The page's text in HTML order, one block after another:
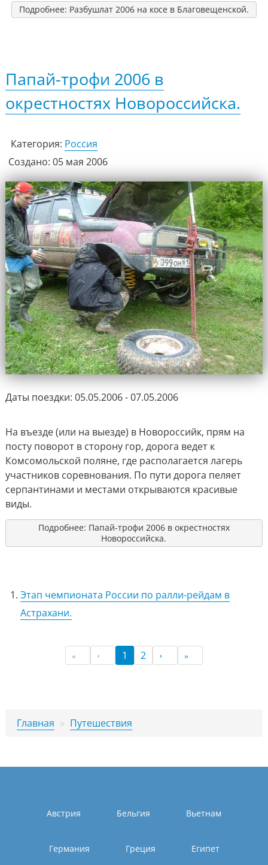
Подробнее: Разбушлат 2006 на косе в Благовещенской.
Папай-трофи 2006 в
окрестностях Новороссийска.
Категория: Россия
Создано: 05 мая 2006
Даты поездки: 05.05.2006 - 07.05.2006
На въезде (или на выезде) в Новороссийк, прям на
посту поворот в сторону гор, дорога ведет к
Комсомольской поляне, где располагается лагерь
участников соревнования. По пути дорога пеляет
серпантинами и местами открываются красивые
виды.
Подробнее: Папай-трофи 2006 в окрестностях
Новороссийска.
Этап чемпионата России по ралли-рейдам в
Астрахани.
1 2
Главная » Путешествия
Австрия Бельгия Вьетнам
Германия Греция Египет